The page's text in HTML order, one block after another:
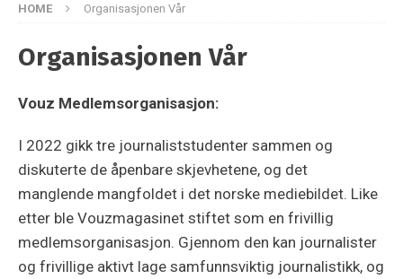
HOME Organisasjonen Vår
Organisasjonen Vår
Vouz Medlemsorganisasjon:
I 2022 gikk tre journaliststudenter sammen og
diskuterte de åpenbare skjevhetene, og det
manglende mangfoldet i det norske mediebildet. Like
etter ble Vouzmagasinet stiftet som en frivillig
medlemsorganisasjon. Gjennom den kan journalister
og frivillige aktivt lage samfunnsviktig journalistikk, og